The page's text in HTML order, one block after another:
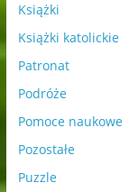
Książki
Książki katolickie
Patronat
Podróże
Pomoce naukowe
Pozostałe
Puzzle